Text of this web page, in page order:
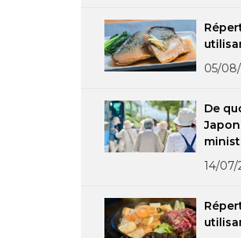
05/
De
14/07/